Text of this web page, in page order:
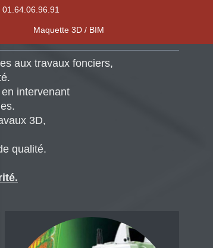
Maquette 3D / BIM
aux travaux fonciers,
intervenant
3D,
qualité.